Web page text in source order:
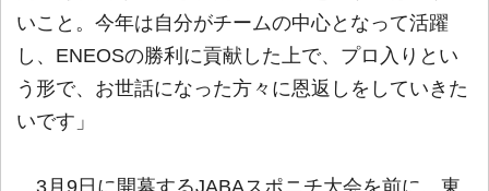
いこと。今年は自分がチームの中心となって活躍
し、ENEOSの勝利に貢献した上で、プロ入りとい
う形で、お世話になった方々に恩返しをしていきた
いです」
3月9日に開幕するJABAスポニチ大会を前に、東